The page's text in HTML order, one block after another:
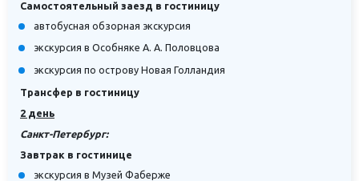
Самостоятельный заезд в гостиницу
автобусная обзорная экскурсия
экскурсия в Особняке А. А. Половцова
экскурсия по острову Новая Голландия
Трансфер в гостиницу
2 день
Санкт-Петербург:
Завтрак в гостинице
экскурсия в Музей Фаберже